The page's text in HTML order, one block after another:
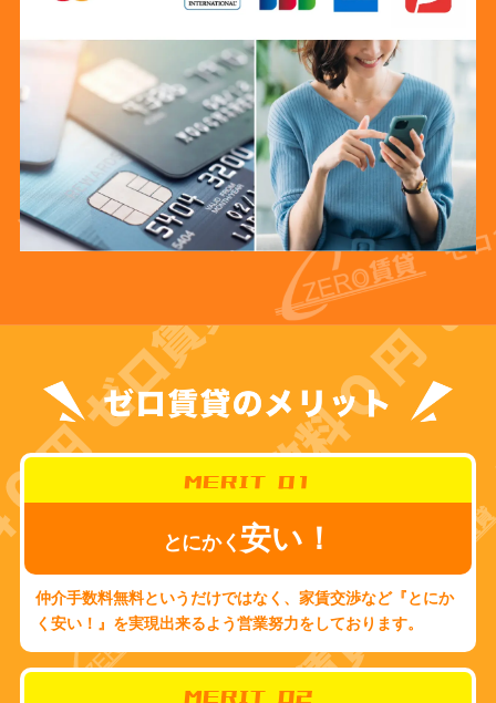
MERIT 01
とにかく 安い！
仲介手数料無料というだけではなく、家賃交渉など『とにか
く安い！』を実現出来るよう営業努力をしております。
MERIT 02